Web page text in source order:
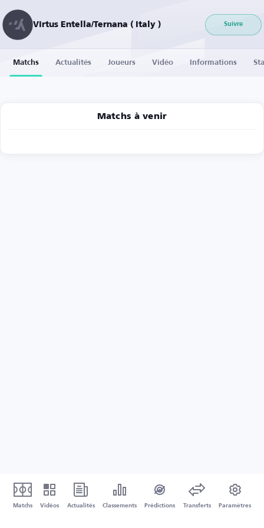
Virtus Entella/Ternana ( Italy ) Suivre
Matchs Actualités Joueurs Vidéo Informations
Matchs à venir
Matchs Vidéos Actualités Classements Prédictions Transferts Paramètres